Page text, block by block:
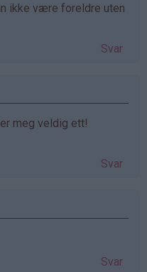
ikke være foreldre uten
Svar
meg veldig ett!
Svar
Svar